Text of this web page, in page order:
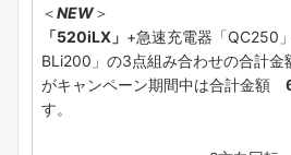
＜NEW＞
「520iLX」 +急速充電器「QC250
BLi200」の3点組み合わせの合計
がキャンペーン期間中は合計金額
す。